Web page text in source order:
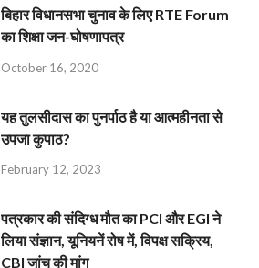
बिहार विधानसभा चुनाव के लिए RTE Forum
का शिक्षा जन-घोषणापत्र
October 16, 2020
यह तुलसीदास का पुनर्पाठ है या आत्महीनता से
उपजा कुपाठ?
February 12, 2023
पत्रकार की संदिग्ध मौत का PCI और EGI ने
लिया संज्ञान, यूनियनें रोष में, विपक्ष सक्रिय,
CBI जांच की मांग